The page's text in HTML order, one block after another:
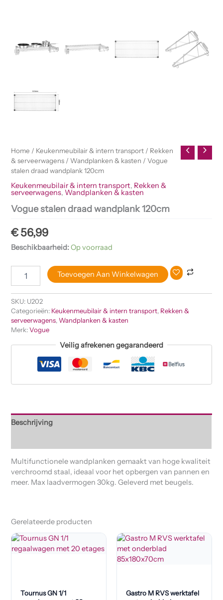
Home / Keukenmeubilair & intern transport / Rekken
& serveerwagens / Wandplanken & kasten / Vogue
stalen draad wandplank 120cm
Keukenmeubilair & intern transport, Rekken &
serveerwagens, Wandplanken & kasten
Vogue stalen draad wandplank 120cm
€56,99
Beschikbaarheid:Op voorraad
Toevoegen Aan Winkelwagen
SKU: U202
Categorieën: Keukenmeubilair & intern transport, Rekken &
serveerwagens,Wandplanken & kasten
Merk:Vogue
Veilig afrekenen gegarandeerd
Beschrijving
Multifunctionele wandplanken gemaakt van hoge kwaliteit
verchroomd staal, ideaal voor het opbergen van pannen en
meer. Max laadvermogen 30kg. Geleverd met beugels.
Gerelateerde producten
Tournus GN 1/1
Gastro M RVS werktafel